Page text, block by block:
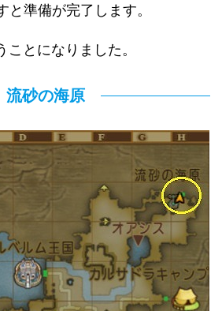
と準備が完了します。
とになりました。
流砂の海原